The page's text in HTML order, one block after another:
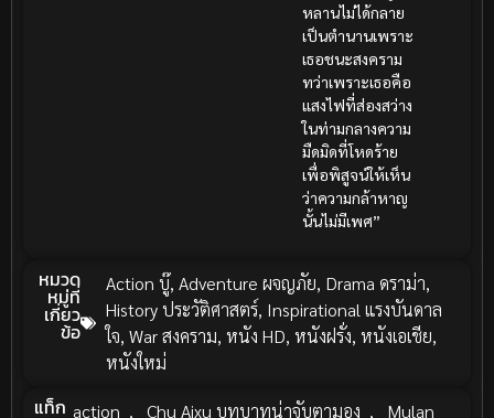
หลานไม่ได้กลาย
เป็นตำนานเพราะ
เธอชนะสงคราม
ทว่าเพราะเธอคือ
แสงไฟที่ส่องสว่าง
ในท่ามกลางความ
มืดมิดที่โหดร้าย
เพื่อพิสูจน์ให้เห็น
ว่าความกล้าหาญ
นั้นไม่มีเพศ”
หมวด
หมู่ที่
เกี่ยว
ข้อ
Action บู๊, Adventure ผจญภัย, Drama ดราม่า,
History ประวัติศาสตร์, Inspirational แรงบันดาล
ใจ, War สงคราม, หนัง HD, หนังฝรั่ง, หนังเอเชีย,
หนังใหม่
แท็ก action , Chu Aixu บทบาทน่าจับตามอง , Mulan